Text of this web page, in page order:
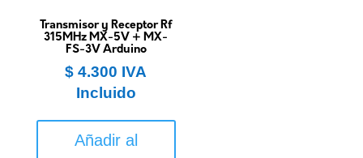
Transmisor y Receptor Rf
315MHz MX-5V + MX-
FS-3V Arduino
$ 4.300 IVA
Incluido
Añadir al